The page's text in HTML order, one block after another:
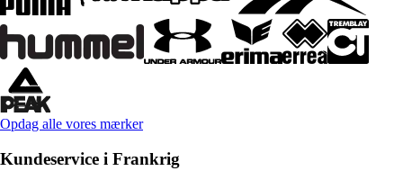
Opdag alle vores mærker
Kundeservice i Frankrig